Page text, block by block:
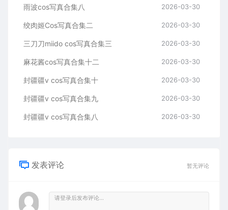
雨波cos写真合集八 2026-03-30
绞肉姬Cos写真合集二 2026-03-30
三刀刀miido cos写真合集三 2026-03-30
麻花酱cos写真合集十二 2026-03-30
封疆疆v cos写真合集十 2026-03-30
封疆疆v cos写真合集九 2026-03-30
封疆疆v cos写真合集八 2026-03-30
发表评论 暂无评论